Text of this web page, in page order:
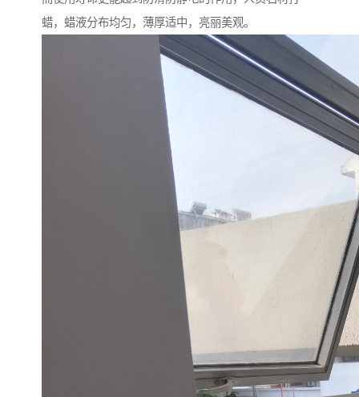
蜡，蜡液分布均匀，薄厚适中，亮丽美观。